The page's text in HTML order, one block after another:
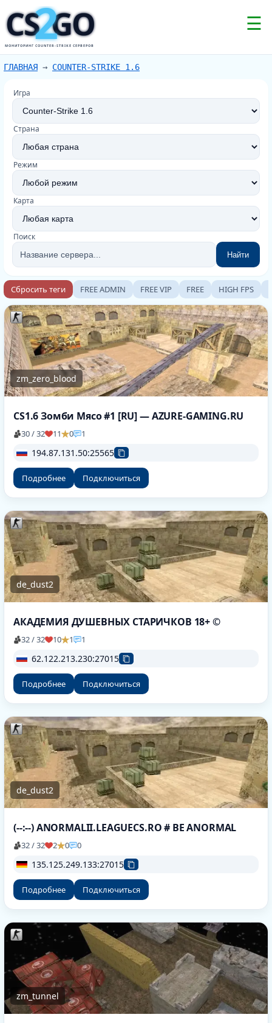
CS GO
2
МОНИТОРИНГ COUNTER-STRIKE СЕРВЕРОВ
☰
ГЛАВНАЯ → COUNTER-STRIKE 1.6
Игра
Страна
Режим
Карта
Поиск
Найти
Сбросить теги FREE ADMIN FREE VIP FREE HIGH FPS
zm_zero_blood
CS1.6 Зомби Мясо #1 [RU] — AZURE-GAMING.RU
30 / 32 11 0 1
194.87.131.50:25565
Подробнее Подключиться
de_dust2
АКАДЕМИЯ ДУШЕВНЫХ СТАРИЧКОВ 18+ ©
32 / 32 10 1 1
62.122.213.230:27015
Подробнее Подключиться
de_dust2
(--:--) ANORMALII.LEAGUECS.RO # BE ANORMAL
32 / 32 2 0 0
135.125.249.133:27015
Подробнее Подключиться
zm_tunnel